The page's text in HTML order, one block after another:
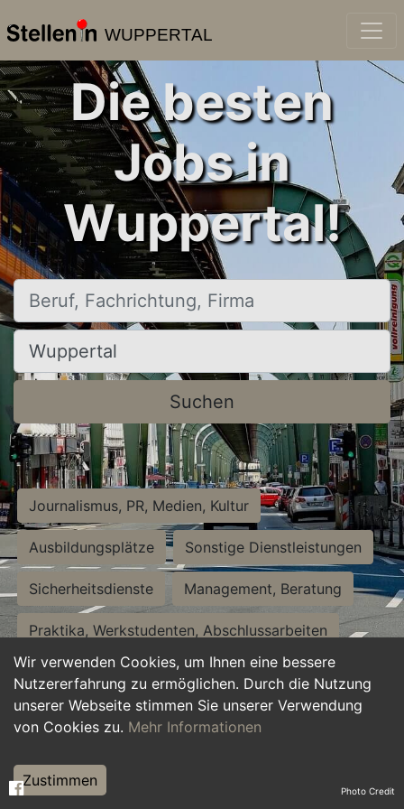
WUPPERTAL
Wir verwenden Cookies, um Ihnen eine bessere
Nutzererfahrung zu ermöglichen. Durch die Nutzung
unserer Webseite stimmen Sie unserer Verwendung
von Cookies zu. Mehr Informationen
Zustimmen
Die besten
Jobs in
Wuppertal!
Beruf, Fachrichtung, Firma
Ort, Stadt
Suchen
Journalismus, PR, Medien, Kultur
Ausbildungsplätze Sonstige Dienstleistungen
Sicherheitsdienste Management, Beratung
Praktika, Werkstudenten, Abschlussarbeiten
Personalwesen Assistenz, Sekretariat
Hilfskräfte, Aushilfs- und Nebenjobs
Weiterbildung, Studium, duale Ausbildung Photo Credit